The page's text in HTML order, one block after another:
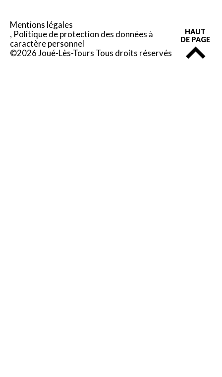
Mentions légales
Politique de protection des données à
caractère personnel
©2026 Joué-Lès-Tours Tous droits réservés
HAUT
DE PAGE